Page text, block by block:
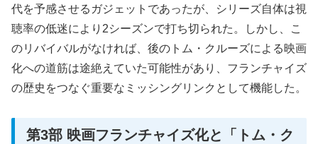
代を予感させるガジェットであったが、シリーズ自体は視
聴率の低迷により2シーズンで打ち切られた。しかし、こ
のリバイバルがなければ、後のトム・クルーズによる映画
化への道筋は途絶えていた可能性があり、フランチャイズ
の歴史をつなぐ重要なミッシングリンクとして機能した。
第3部 映画フランチャイズ化と「トム・ク